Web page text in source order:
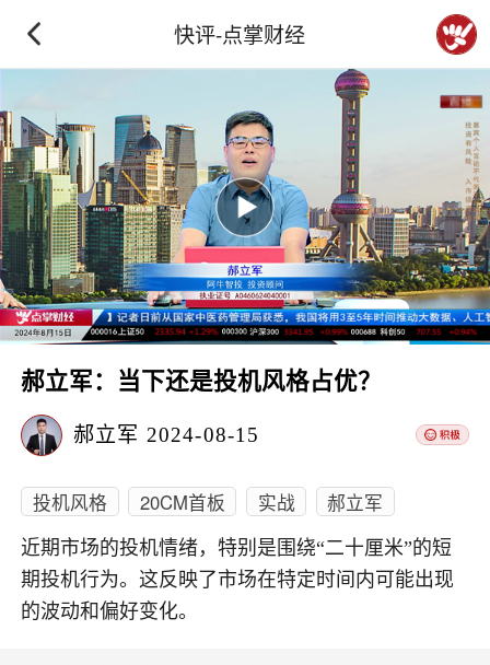
快评-点掌财经
郝立军：当下还是投机风格占优？
郝立军 2024-08-15
投机风格 20CM首板 实战 郝立军
近期市场的投机情绪，特别是围绕“二十厘米”的短
期投机行为。这反映了市场在特定时间内可能出现
的波动和偏好变化。